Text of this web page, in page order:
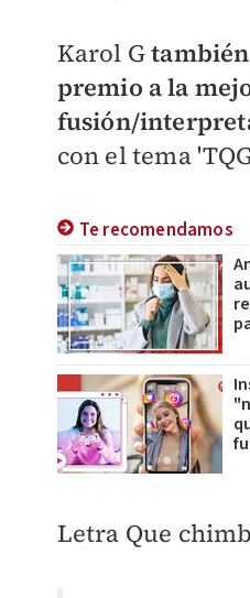
Karol Gt
premio a la
fusión/
con el tema
Te recomendamos
Letra Que